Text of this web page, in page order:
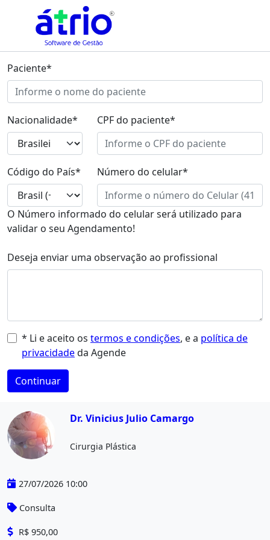
Paciente*
Nacionalidade* CPF do paciente*
Código do País* Número do celular*
O Número informado do celular será utilizado para
validar o seu Agendamento!
Deseja enviar uma observação ao profissional
* Li e aceito os termos e condições, e a política de
privacidadeda Agende
Continuar
Dr. Vinicius Julio Camargo
Cirurgia Plástica
27/07/2026 10:00
Consulta
R$ 950,00